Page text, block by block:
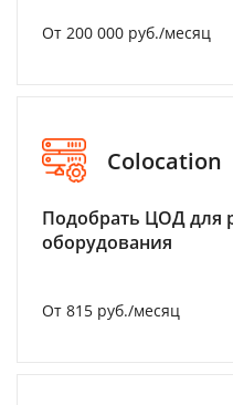
От 200 000 руб./месяц
Colocation
Подобрать ЦОД для
оборудования
От 815 руб./месяц